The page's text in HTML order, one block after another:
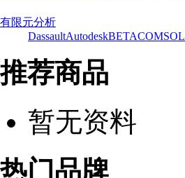
有限元分析
DassaultAutodeskBETACOMSOL
推荐商品
暂无资料
热门品牌